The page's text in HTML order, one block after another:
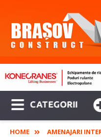
CATEGORII
HOME
AMENAJARI